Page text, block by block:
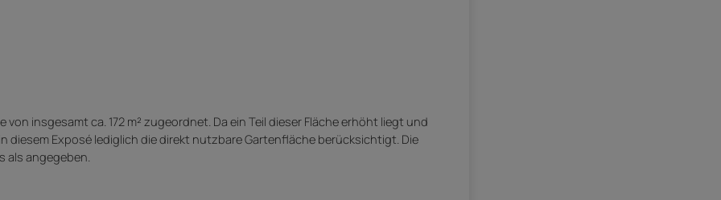
insgesamt ca. 172 m² zugeordnet. Da ein Teil dieser Fläche erhöht liegt und
Exposé lediglich die direkt nutzbare Gartenfläche berücksichtigt. Die
angegeben.